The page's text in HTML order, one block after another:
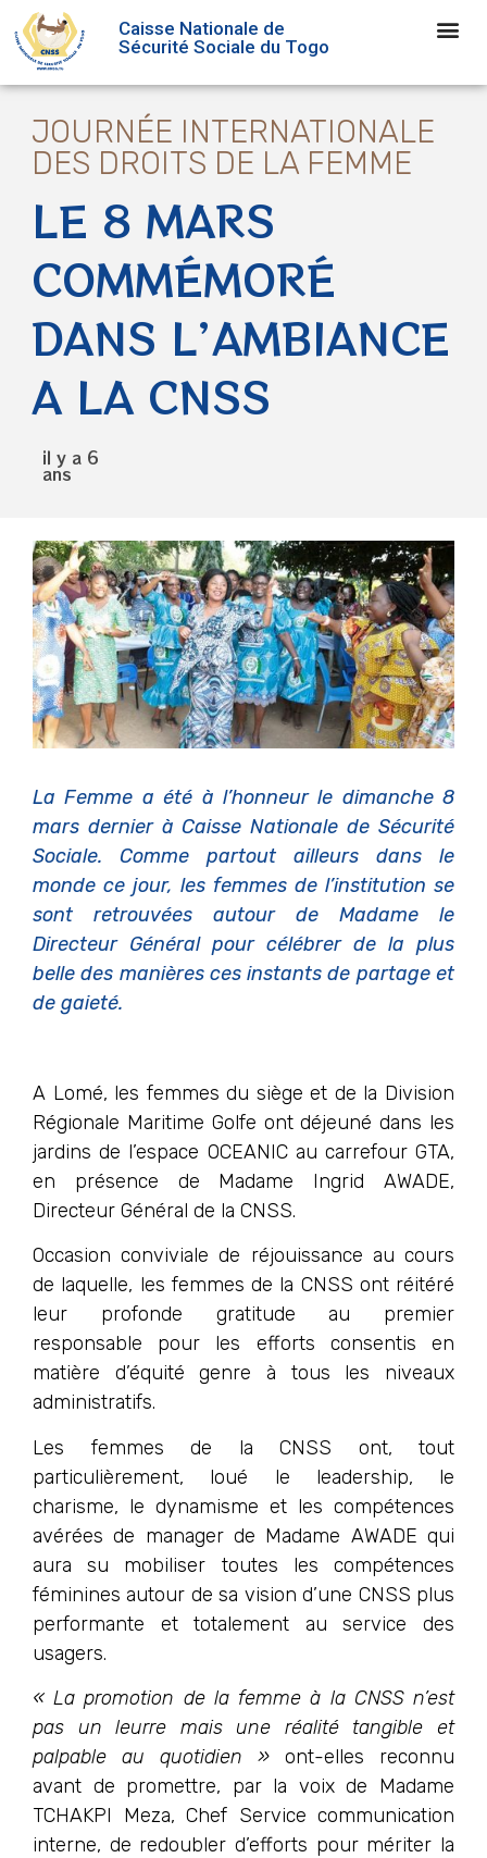
Caisse Nationale de
Sécurité Sociale du Togo
JOURNÉE INTERNATIONALE
DES DROITS DE LA FEMME
LE 8 MARS
COMMÉMORÉ
DANS L’AMBIANCE
A LA CNSS
il y a 6
ans
La Femme a été à l’honneur le dimanche 8
mars dernier à Caisse Nationale de Sécurité
Sociale. Comme partout ailleurs dans le
monde ce jour, les femmes de l’institution se
sont retrouvées autour de Madame le
Directeur Général pour célébrer de la plus
belle des manières ces instants de partage et
de gaieté.
A Lomé, les femmes du siège et de la Division
Régionale Maritime Golfe ont déjeuné dans les
jardins de l’espace OCEANIC au carrefour GTA,
en présence de Madame Ingrid AWADE,
Directeur Général de la CNSS.
Occasion conviviale de réjouissance au cours
de laquelle, les femmes de la CNSS ont réitéré
leur profonde gratitude au premier
responsable pour les efforts consentis en
matière d’équité genre à tous les niveaux
administratifs.
Les femmes de la CNSS ont, tout
particulièrement, loué le leadership, le
charisme, le dynamisme et les compétences
avérées de manager de Madame AWADE qui
aura su mobiliser toutes les compétences
féminines autour de sa vision d’une CNSS plus
performante et totalement au service des
usagers.
« La promotion de la femme à la CNSS n’est
pas un leurre mais une réalité tangible et
palpable au quotidien » ont-elles reconnu
avant de promettre, par la voix de Madame
TCHAKPI Meza, Chef Service communication
interne, de redoubler d’efforts pour mériter la